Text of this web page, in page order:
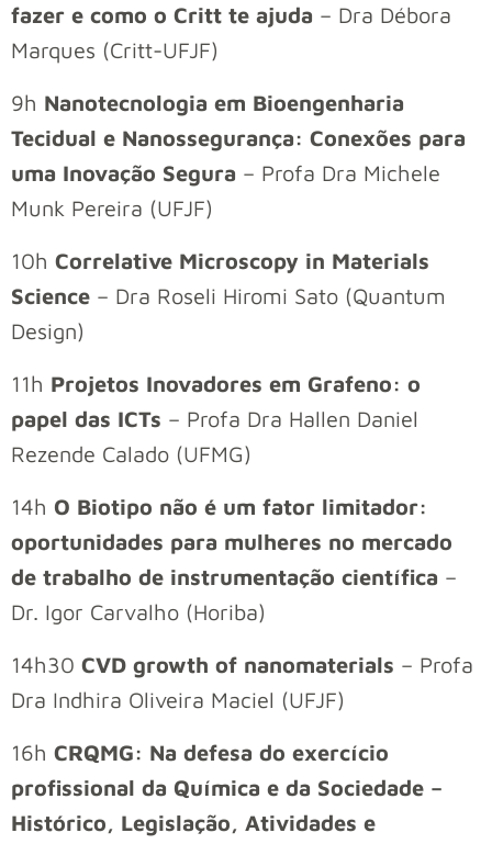
fazer e como o Critt te ajuda – Dra Débora
Marques (Critt-UFJF)
9h Nanotecnologia em Bioengenharia
Tecidual e Nanossegurança: Conexões para
uma Inovação Segura – Profa Dra Michele
Munk Pereira (UFJF)
10h Correlative Microscopy in Materials
Science – Dra Roseli Hiromi Sato (Quantum
Design)
11h Projetos Inovadores em Grafeno: o
papel das ICTs – Profa Dra Hallen Daniel
Rezende Calado (UFMG)
14h O Biotipo não é um fator limitador:
oportunidades para mulheres no mercado
de trabalho de instrumentação científica –
Dr. Igor Carvalho (Horiba)
14h30 CVD growth of nanomaterials – Profa
Dra Indhira Oliveira Maciel (UFJF)
16h CRQMG: Na defesa do exercício
profissional da Química e da Sociedade –
Histórico, Legislação, Atividades e